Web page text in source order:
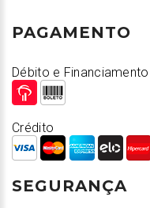
PAGAMENTO
Débito e Financiamento
Crédito
SEGURANÇA